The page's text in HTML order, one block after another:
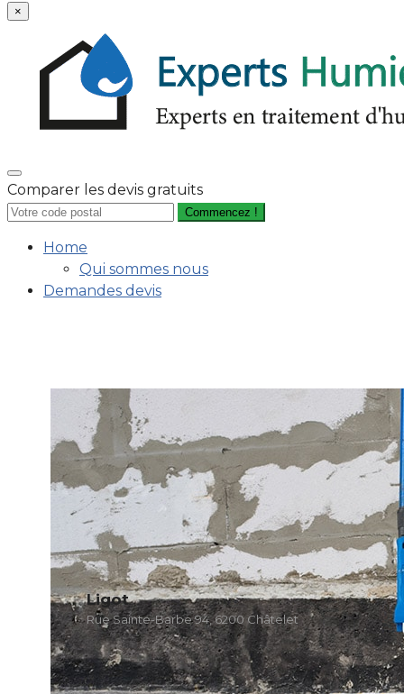
×
Comparer les devis gratuits
Commencez !
Home
Qui sommes nous
Demandes devis
Ligot
Rue Sainte-Barbe 94, 6200 Châtelet